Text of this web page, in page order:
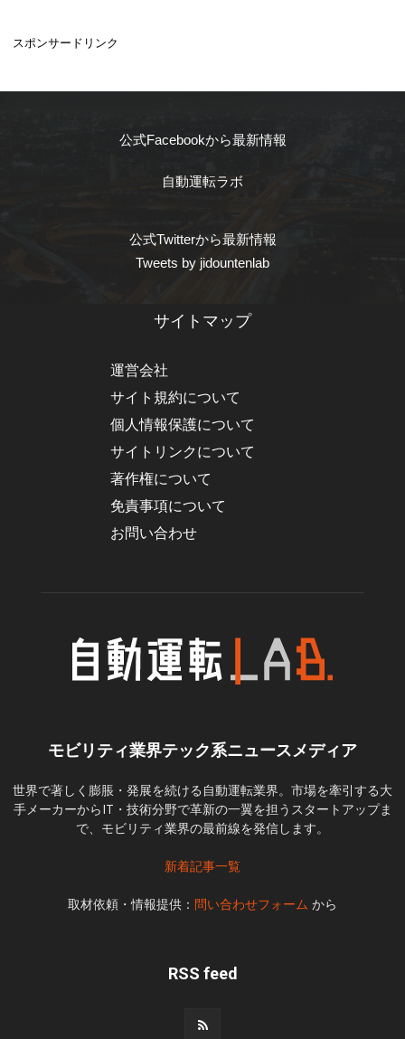
スポンサードリンク
公式Facebookから最新情報
自動運転ラボ
公式Twitterから最新情報
Tweets by jidountenlab
サイトマップ
運営会社
サイト規約について
個人情報保護について
サイトリンクについて
著作権について
免責事項について
お問い合わせ
モビリティ業界テック系ニュースメディア
世界で著しく膨脹・発展を続ける自動運転業界。市場を牽引する大
手メーカーからIT・技術分野で革新の一翼を担うスタートアップま
で、モビリティ業界の最前線を発信します。
新着記事一覧
取材依頼・情報提供： 問い合わせフォーム から
RSS feed